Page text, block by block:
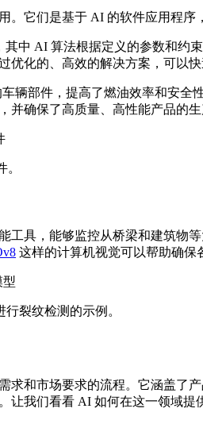
。它们是基于 AI 的软件应用程序
中 AI 算法根据定义的参数和约
优化的、高效的解决方案，可以
辆部件，提高了燃油效率和安
并确保了高质量、高性能产品的生
工具，能够监控从桥梁和建筑物
这样的计算机视觉可以帮助确保
裂纹检测的示例。
求和市场要求的流程。它涵盖了
让我们看看 AI 如何在这一领域提